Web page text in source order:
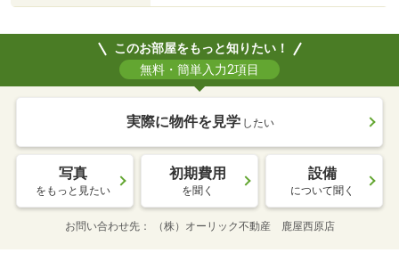
このお部屋をもっと知りたい！
無料・簡単入力2項目
実際に物件を見学 したい
写真
をもっと見たい
初期費用
を聞く
設備
について聞く
お問い合わせ先 （株）オーリック不動産 鹿屋西原店